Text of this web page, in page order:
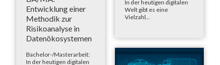
In der heutigen digitalen
Welt gibt es eine
Vielzahl...
Entwicklung einer
Methodik zur
Risikoanalyse in
Datenökosystemen
Bachelor-/Masterarbeit:
In der heutigen digitalen